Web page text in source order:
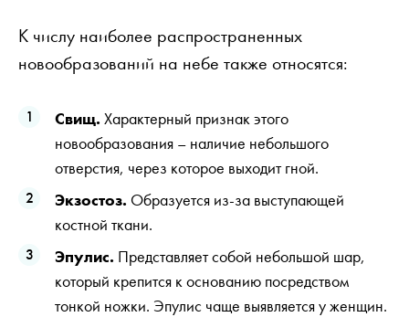
К числу наиболее распространенных
новообразований на небе также относятся:
Свищ. Характерный признак этого
новообразования – наличие небольшого
отверстия, через которое выходит гной.
Экзостоз. Образуется из-за выступающей
костной ткани.
Эпулис. Представляет собой небольшой шар,
который крепится к основанию посредством
тонкой ножки. Эпулис чаще выявляется у женщин.